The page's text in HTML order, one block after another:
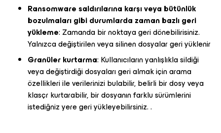
Ransomware saldırılarına karşı veya bütünlük
bozulmaları gibi durumlarda zaman bazlı geri
yükleme: Zamanda bir noktaya geri dönebilirisiniz.
Yalnızca değiştirilen veya silinen dosyalar geri yüklenir
Granüler kurtarma: Kullanıcıların yanlışlıkla sildiği
veya değiştirdiği dosyaları geri almak için arama
özellikleri ile verilerinizi bulabilir, belirli bir dosy veya
klasçr kurtarabilir, bir dosyanın farklu sürümlerini
istediğniz yere geri yükleyebilirsiniz. .